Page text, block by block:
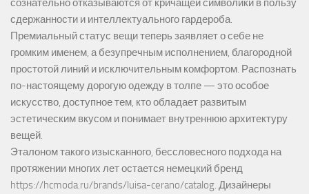
сознательно отказываются от кричащей символики в пользу
сдержанности и интеллектуального гардероба.
Премиальный статус вещи теперь заявляет о себе не
громким именем, а безупречным исполнением, благородной
простотой линий и исключительным комфортом. Распознать
по-настоящему дорогую одежду в толпе — это особое
искусство, доступное тем, кто обладает развитым
эстетическим вкусом и понимает внутреннюю архитектуру
вещей.
Эталоном такого изысканного, бессловесного подхода на
протяжении многих лет остается немецкий бренд
https://hcmoda.ru/brands/luisa-cerano/catalog. Дизайнеры